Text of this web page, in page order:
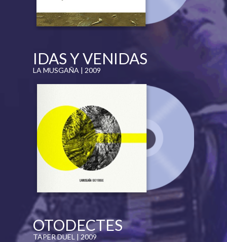
IDAS Y VENIDAS
LA MUSGAÑA | 2009
OTODECTES
TAPER DUEL | 2009